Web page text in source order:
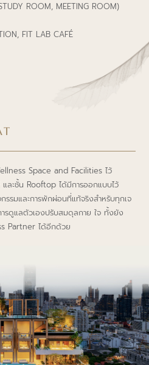
ROOM, MEETING ROOM)
FIT LAB CAFÉ
Space and Facilities ไว้
ะชั้น Rooftop ได้มีการออกแบบไว้
รมและการพักผ่อนที่แท้จริงสำหรับทุกเจ
การดูแลตัวเองปรับสมดุลกาย ใจ ทั้งยัง
Partner ได้อีกด้วย